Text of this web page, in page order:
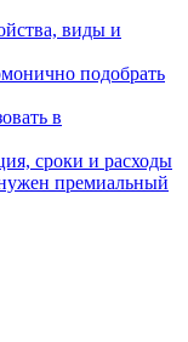
виды и
подобрать
в
сроки и расходы
премиальный